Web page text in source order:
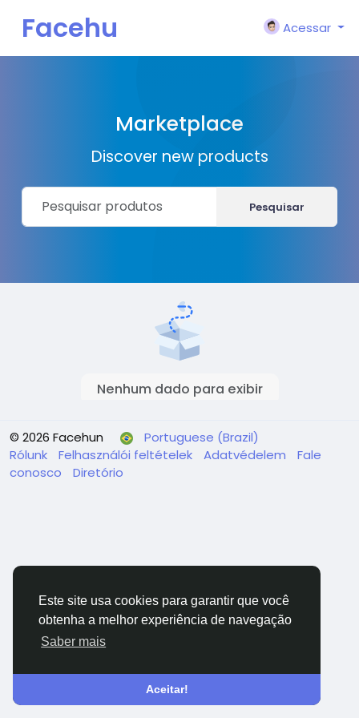
Este site usa cookies para garantir que você
obtenha a melhor experiência de navegação
Saber mais
Aceitar!
Facehu
Acessar
Marketplace
Discover new products
Pesquisar
Nenhum dado para exibir
© 2026 Facehun
Portuguese (Brazil)
Rólunk
Felhasználói feltételek Adatvédelem
Fale
conosco
Diretório